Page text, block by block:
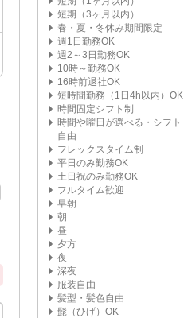
短期（3ヶ月以内）
春・夏・冬休み期間限定
週1日勤務OK
週2～3日勤務OK
10時～勤務OK
16時前退社OK
短時間勤務（1日4h以内）OK
時間固定シフト制
時間や曜日が選べる・シフト
自由
フレックスタイム制
平日のみ勤務OK
土日祝のみ勤務OK
フルタイム歓迎
早朝
朝
昼
夕方
夜
深夜
服装自由
髪型・髪色自由
髭（ひげ）OK